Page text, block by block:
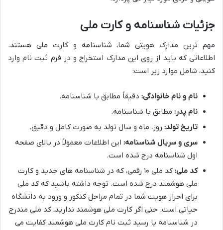
جزئیات شناسنامه و کارت ملی
مهم ترین مدارک هویتی شما، شناسنامه و کارت ملی هستند.
اطلاعاتی که باید از روی این مدارک استخراج و در فرم ثبت نام وارد
کنید، شامل موارد زیر است:
نام و نام خانوادگی: دقیقاً مطابق با شناسنامه.
نام پدر: مطابق با شناسنامه.
تاریخ تولد: روز، ماه و سال تولد به صورت کامل و دقیق.
سری و سریال شناسنامه: این اطلاعات معمولاً در بالای صفحه
اول شناسنامه درج شده است.
کد ملی:
کد ملی ۱۰ رقمی، که در شناسنامه های جدید و کارت
ملی هوشمند درج شده است. توجه داشته باشید که کد ملی
برای احراز هویت شما در تمام مراحل کنکور و ورود به دانشگاه
حیاتی است. حتی اگر کارت ملی هوشمند ندارید، کد ملی مندرج
در شناسنامه یا رسید ثبت نام کارت ملی هوشمند کفایت می